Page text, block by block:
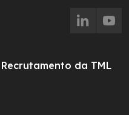
Recrutamento da TML